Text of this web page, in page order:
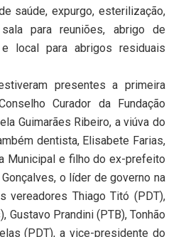
saúde, expurgo, esterilização,
para reuniões, abrigo de
local para abrigos residuais
presentes a primeira
Curador da Fundação
Guimarães Ribeiro, a viúva do
dentista, Elisabete Farias,
Municipal e filho do ex-prefeito
o líder de governo na
vereadores Thiago Titó (PDT),
Gustavo Prandini (PTB), Tonhão
(PDT), a vice-presidente do